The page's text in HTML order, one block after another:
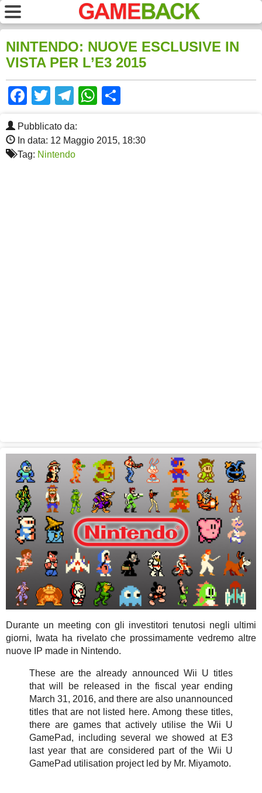
NINTENDO: NUOVE ESCLUSIVE IN
VISTA PER L’E3 2015
Facebook
TwitterTelegram
WhatsApp
Pubblicato da:
In data: 12 Maggio 2015, 18:30
Tag: Nintendo
Durante un meeting con gli investitori tenutosi negli ultimi
giorni, Iwata ha rivelato che prossimamente vedremo altre
nuove IP made in Nintendo.
These are the already announced Wii U titles
that will be released in the fiscal year ending
March 31, 2016, and there are also unannounced
titles that are not listed here. Among these titles,
there are games that actively utilise the Wii U
GamePad, including several we showed at E3
last year that are considered part of the Wii U
GamePad utilisation project led by Mr. Miyamoto.